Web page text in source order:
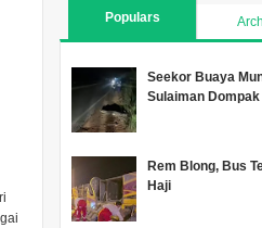
Populars
Seekor Buaya
Sulaiman
Rem Blong, Bus
Haji